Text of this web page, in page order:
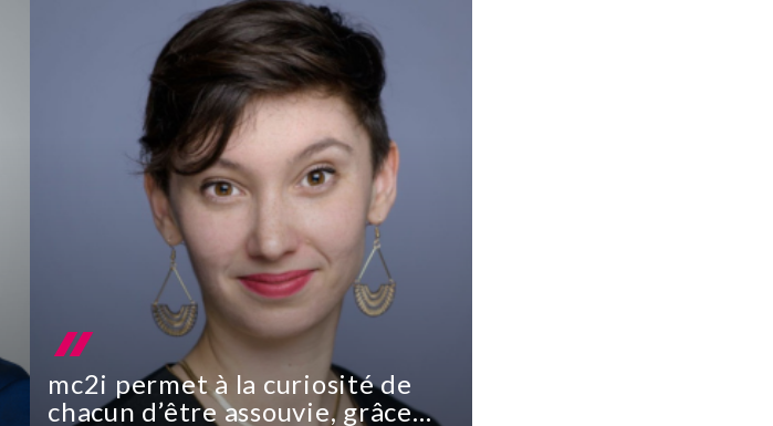
mc2i permet à la curiosité de
chacun d’être assouvie, grâce